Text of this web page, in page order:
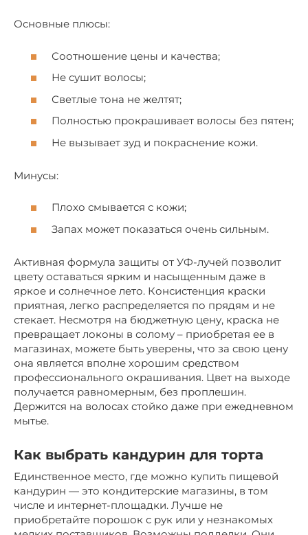
Основные плюсы:
Соотношение цены и качества;
Не сушит волосы;
Светлые тона не желтят;
Полностью прокрашивает волосы без пятен;
Не вызывает зуд и покраснение кожи.
Минусы:
Плохо смывается с кожи;
Запах может показаться очень сильным.
Активная формула защиты от УФ-лучей позволит
цвету оставаться ярким и насыщенным даже в
яркое и солнечное лето. Консистенция краски
приятная, легко распределяется по прядям и не
стекает. Несмотря на бюджетную цену, краска не
превращает локоны в солому – приобретая ее в
магазинах, можете быть уверены, что за свою цену
она является вполне хорошим средством
профессионального окрашивания. Цвет на выходе
получается равномерным, без проплешин.
Держится на волосах стойко даже при ежедневном
мытье.
Как выбрать кандурин для торта
Единственное место, где можно купить пищевой
кандурин — это кондитерские магазины, в том
числе и интернет-площадки. Лучше не
приобретайте порошок с рук или у незнакомых